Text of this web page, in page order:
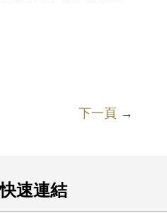
下一頁 →
快速連結